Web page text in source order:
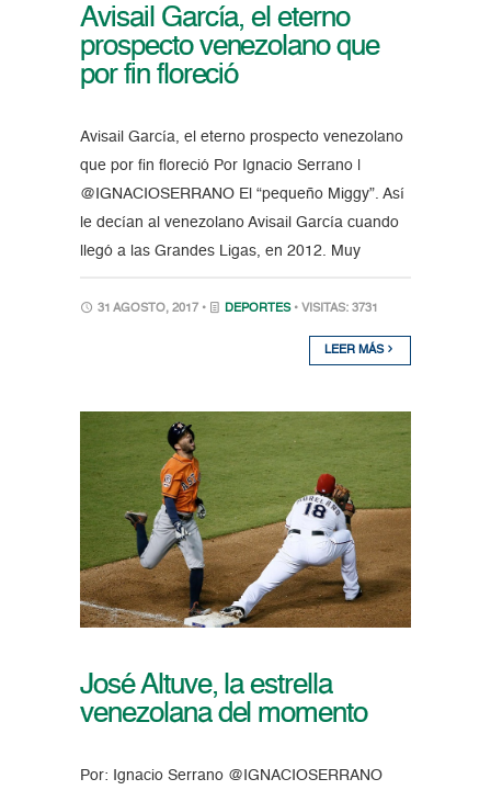
Avisail García, el eterno
prospecto venezolano que
por fin floreció
Avisail García, el eterno prospecto venezolano
que por fin floreció Por Ignacio Serrano |
@IGNACIOSERRANO El “pequeño Miggy”. Así
le decían al venezolano Avisail García cuando
llegó a las Grandes Ligas, en 2012. Muy
31 AGOSTO, 2017 • DEPORTES • VISITAS: 3731
LEER MÁS
José Altuve, la estrella
venezolana del momento
Por: Ignacio Serrano @IGNACIOSERRANO